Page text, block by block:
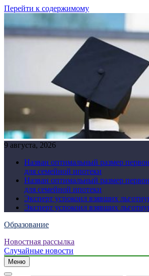
Перейти к содержимому
9 августа, 2026
Назван оптимальный размер
для семейной ипотеки
Назван оптимальный размер
для семейной ипотеки
Эксперт успокоил взявших
Эксперт успокоил взявших
Образование
Новостная рассылка
Случайные новости
Меню